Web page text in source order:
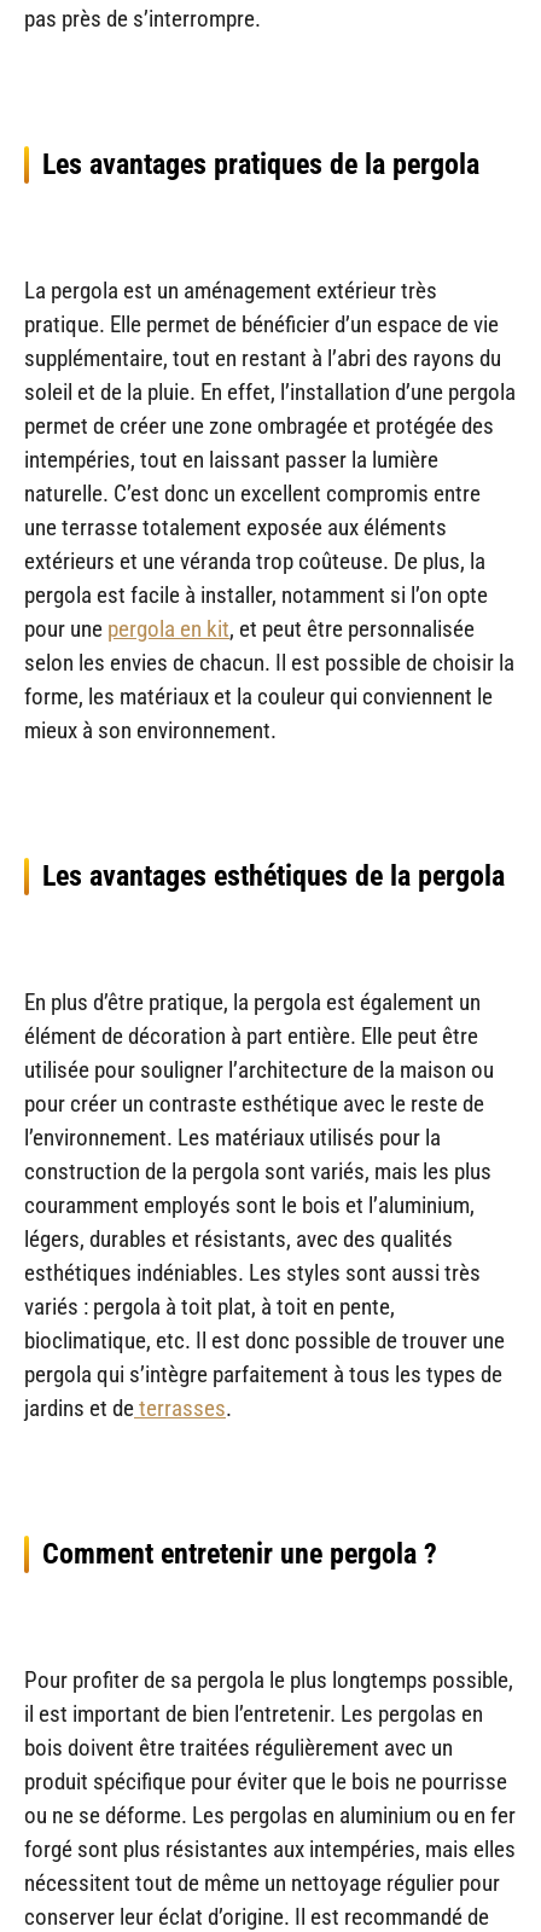
pas près de s’interrompre.
Les avantages pratiques de la pergola
La pergola est un aménagement extérieur très
pratique. Elle permet de bénéficier d’un espace de vie
supplémentaire, tout en restant à l’abri des rayons du
soleil et de la pluie. En effet, l’installation d’une pergola
permet de créer une zone ombragée et protégée des
intempéries, tout en laissant passer la lumière
naturelle. C’est donc un excellent compromis entre
une terrasse totalement exposée aux éléments
extérieurs et une véranda trop coûteuse. De plus, la
pergola est facile à installer, notamment si l’on opte
pour une pergola en kit, et peut être personnalisée
selon les envies de chacun. Il est possible de choisir la
forme, les matériaux et la couleur qui conviennent le
mieux à son environnement.
Les avantages esthétiques de la pergola
En plus d’être pratique, la pergola est également un
élément de décoration à part entière. Elle peut être
utilisée pour souligner l’architecture de la maison ou
pour créer un contraste esthétique avec le reste de
l’environnement. Les matériaux utilisés pour la
construction de la pergola sont variés, mais les plus
couramment employés sont le bois et l’aluminium,
légers, durables et résistants, avec des qualités
esthétiques indéniables. Les styles sont aussi très
variés : pergola à toit plat, à toit en pente,
bioclimatique, etc. Il est donc possible de trouver une
pergola qui s’intègre parfaitement à tous les types de
jardins et deterrasses.
Comment entretenir une pergola ?
Pour profiter de sa pergola le plus longtemps possible,
il est important de bien l’entretenir. Les pergolas en
bois doivent être traitées régulièrement avec un
produit spécifique pour éviter que le bois ne pourrisse
ou ne se déforme. Les pergolas en aluminium ou en fer
forgé sont plus résistantes aux intempéries, mais elles
nécessitent tout de même un nettoyage régulier pour
conserver leur éclat d’origine. Il est recommandé de